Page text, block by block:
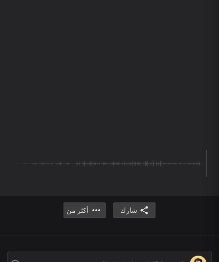
شارك أكثر من